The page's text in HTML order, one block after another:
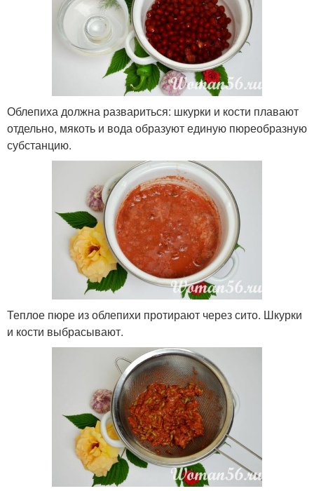
Облепиха должна развариться: шкурки и кости плавают
отдельно, мякоть и вода образуют единую пюреобразную
субстанцию.
Теплое пюре из облепихи протирают через сито. Шкурки
и кости выбрасывают.